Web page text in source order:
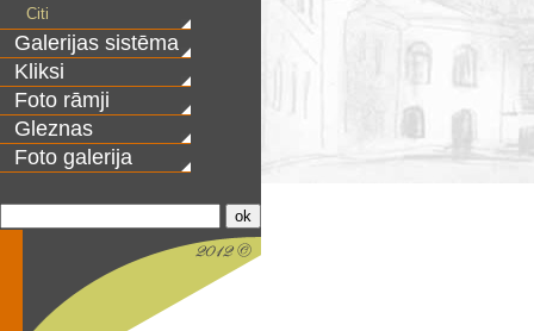
Citi
Galerijas sistēma
Kliksi
Foto rāmji
Gleznas
Foto galerija